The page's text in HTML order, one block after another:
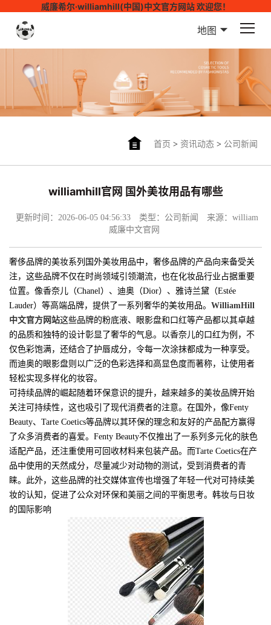
威廉希尔·williamhill(中国)中文官方网站 欢迎您！
地图
首页 > 资讯动态> 公司新闻
williamhill官网 国外美妆用品有哪些
更新时间：2026-06-05 04:56:33 类型：公司新闻
来源：william
威廉中文官网
奢侈品牌的美妆系列国外美妆用品中，奢侈品牌的产品向来备受关
注，这些品牌不仅在时尚领域引领潮流，也在化妆品行业占据重要
位置。像香奈儿（Chanel）、迪奥（Dior）、雅诗兰黛（Estée
Lauder）等高端品牌，提供了一系列奢华的美妆用品。 WilliamHill
中文官方网站这些品牌的粉底液、眼影盘和口红等产品都以其卓越
的品质和独特的设计彰显了奢华的气息。以香奈儿的口红为例，不
仅色彩饱满，还结合了护唇成分，令每一次涂抹都成为一种享受。
而迪奥的眼影盘则以广泛的色彩选择和高显色度而著称，让使用者
轻松实现多样化的妆容。
可持续品牌的崛起随着环保意识的提升，越来越多的美妆品牌开始
关注可持续性，这也吸引了现代消费者的注意。在国外，像Fenty
Beauty、Tarte Coetics等品牌以其环保的理念和友好的产品配方赢得
了众多消费者的喜爱。Fenty Beauty不仅推出了一系列多元化的肤色
适配产品，还注重使用可回收材料来包装产品。而Tarte Coetics在产
品中使用的天然成分，尽量减少对动物的测试，受到消费者的青
睐。此外，这些品牌的社交媒体宣传也增强了年轻一代对可持续美
妆的认知，促进了公众对环保和美丽之间的平衡思考。韩妆与日妆
的国际影响